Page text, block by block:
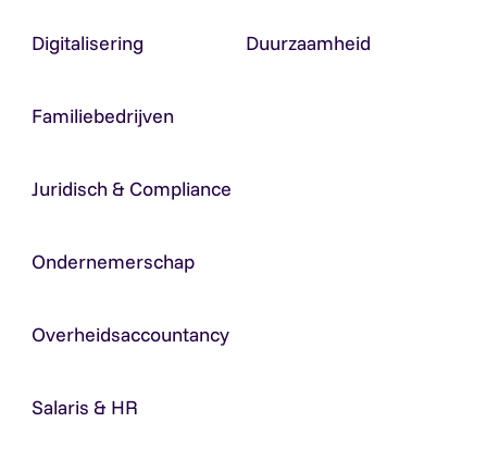
Digitalisering Duurzaamheid
Familiebedrijven
Juridisch & Compliance
Ondernemerschap
Overheidsaccountancy
Salaris & HR